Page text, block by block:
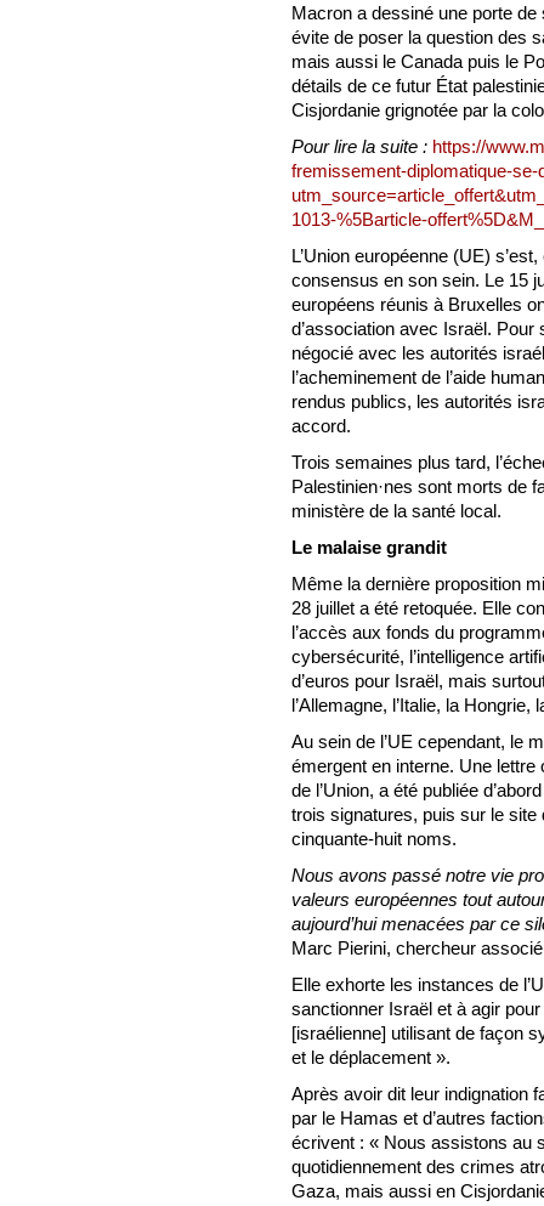
Macron a dessiné une porte
évite de poser la question des
mais aussi le Canada puis le
détails de ce futur État
Cisjordanie grignotée par la
Pour lire la suite : https://
fremissement-diplomatique-
1013-%5Barticle-
L’Union européenne (UE)
consensus en son sein. Le 15
européens réunis à Bruxelles
d’association avec Israël.
négocié avec les autorités
l’acheminement de l’aide
rendus publics, les autorités
accord.
Trois semaines plus tard,
Palestinien·nes sont morts de
ministère de la santé local.
Le malaise grandit
Même la dernière proposition
28 juillet a été retoquée. Elle
l’accès aux fonds du
cybersécurité, l’intelligence
d’euros pour Israël, mais
l’Allemagne, l’Italie, la
Au sein de l’UE cependant, le
émergent en interne. Une
de l’Union, a été publiée
trois signatures, puis sur le site
cinquante-huit noms.
Nous avons passé notre vie
valeurs européennes tout
aujourd’hui menacées par ce
Marc Pierini, chercheur
Elle exhorte les instances de
sanctionner Israël et à agir
[israélienne] utilisant de façon
et le déplacement ».
Après avoir dit leur indignation
par le Hamas et d’autres
écrivent : « Nous assistons au
quotidiennement des crimes
Gaza, mais aussi en